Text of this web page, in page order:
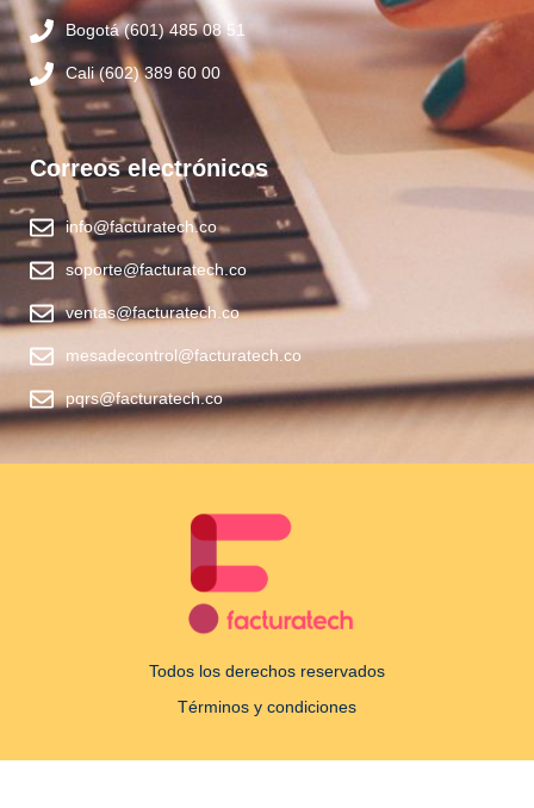
Bogotá (601) 485 08 51
Cali (602) 389 60 00
Correos electrónicos
info@facturatech.co
soporte@facturatech.co
ventas@facturatech.co
mesadecontrol@facturatech.co
pqrs@facturatech.co
Todos los derechos reservados
Términos y condiciones